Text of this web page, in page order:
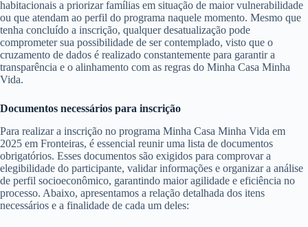
habitacionais a priorizar famílias em situação de maior vulnerabilidade
ou que atendam ao perfil do programa naquele momento. Mesmo que
tenha concluído a inscrição, qualquer desatualização pode
comprometer sua possibilidade de ser contemplado, visto que o
cruzamento de dados é realizado constantemente para garantir a
transparência e o alinhamento com as regras do Minha Casa Minha
Vida.
Documentos necessários para inscrição
Para realizar a inscrição no programa Minha Casa Minha Vida em
2025 em Fronteiras, é essencial reunir uma lista de documentos
obrigatórios. Esses documentos são exigidos para comprovar a
elegibilidade do participante, validar informações e organizar a análise
de perfil socioeconômico, garantindo maior agilidade e eficiência no
processo. Abaixo, apresentamos a relação detalhada dos itens
necessários e a finalidade de cada um deles: